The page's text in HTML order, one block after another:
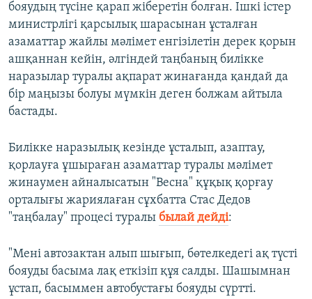
бояудың түсіне қарап жіберетін болған. Ішкі істер
министрлігі қарсылық шарасынан ұсталған
азаматтар жайлы мәлімет енгізілетін дерек қорын
ашқаннан кейін, әлгіндей таңбаның билікке
наразылар туралы ақпарат жинағанда қандай да
бір маңызы болуы мүмкін деген болжам айтыла
бастады.
Билікке наразылық кезінде ұсталып, азаптау,
қорлауға ұшыраған азаматтар туралы мәлімет
жинаумен айналысатын "Весна" құқық қорғау
орталығы жариялаған сұхбатта Стас Дедов
"таңбалау" процесі туралы былай дейді:
"Мені автозактан алып шығып, бөтелкедегі ақ түсті
бояуды басыма лақ еткізіп құя салды. Шашымнан
ұстап, басыммен автобустағы бояуды сүртті.